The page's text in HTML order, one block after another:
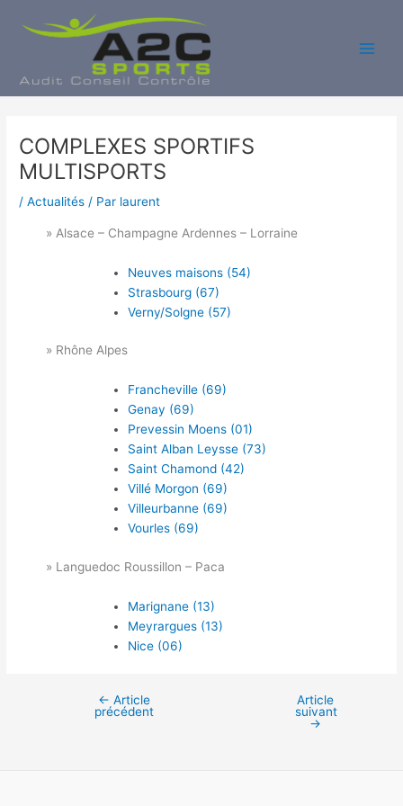
COMPLEXES SPORTIFS
MULTISPORTS
/Actualités / Par laurent
» Alsace – Champagne Ardennes – Lorraine
Neuves maisons (54)
Strasbourg (67)
Verny/Solgne (57)
» Rhône Alpes
Francheville (69)
Genay (69)
Prevessin Moens (01)
Saint Alban Leysse (73)
Saint Chamond (42)
Villé Morgon (69)
Villeurbanne (69)
Vourles (69)
» Languedoc Roussillon – Paca
Marignane (13)
Meyrargues (13)
Nice (06)
Navigation
← Article
précédent
Article
suivant
→